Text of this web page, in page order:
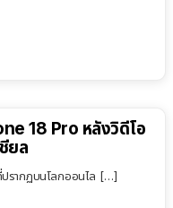
18 Pro หลังวิดีโอ
ยล
รากฏบนโลกออนไล […]